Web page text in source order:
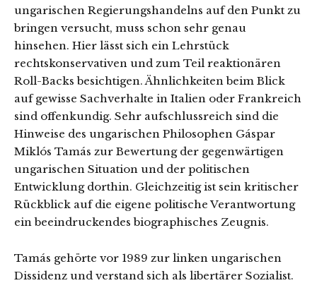
ungarischen Regierungshandelns auf den Punkt zu
bringen versucht, muss schon sehr genau
hinsehen. Hier lässt sich ein Lehrstück
rechtskonservativen und zum Teil reaktionären
Roll-Backs besichtigen. Ähnlichkeiten beim Blick
auf gewisse Sachverhalte in Italien oder Frankreich
sind offenkundig. Sehr aufschlussreich sind die
Hinweise des ungarischen Philosophen Gáspar
Miklós Tamás zur Bewertung der gegenwärtigen
ungarischen Situation und der politischen
Entwicklung dorthin. Gleichzeitig ist sein kritischer
Rückblick auf die eigene politische Verantwortung
ein beeindruckendes biographisches Zeugnis.
Tamás gehörte vor 1989 zur linken ungarischen
Dissidenz und verstand sich als libertärer Sozialist.